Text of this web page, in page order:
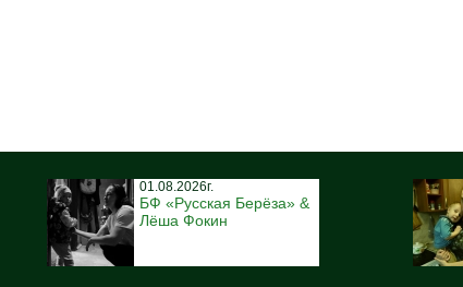
01.08.2026г.
БФ «Русская Берёза» &
Лёша Фокин